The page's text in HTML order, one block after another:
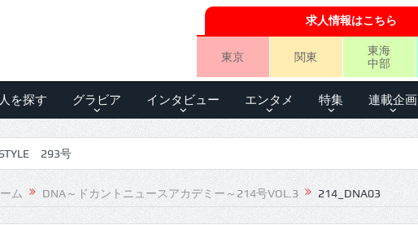
求人情報はこちら
東京 関東
東海
中部
を探す グラビア インタビュー エンタメ 特集 連載企画
293号
292号
291号
ム DNA～ドカントニュースアカデミー～214号VOL.3 214_DNA03